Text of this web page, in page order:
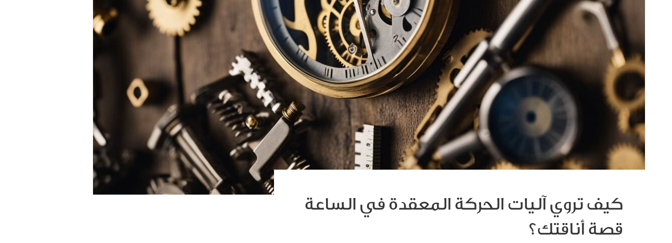
كيف تروي آليات الحركة المعقدة في الساعة
قصة أناقتك؟